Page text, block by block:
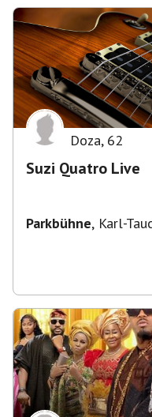
Doza, 62
Suzi Quatro Live
Parkbühne, Karl-